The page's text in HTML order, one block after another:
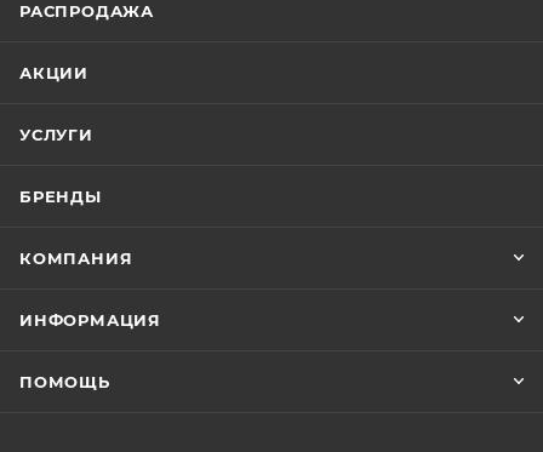
РАСПРОДАЖА
АКЦИИ
УСЛУГИ
БРЕНДЫ
КОМПАНИЯ
ИНФОРМАЦИЯ
ПОМОЩЬ